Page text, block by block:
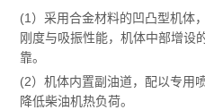
(1）采用合金材料的凹凸型机体
刚度与吸振性能，机体中部增设
靠。
(2）机体内置副油道，配以专用
降低柴油机热负荷。